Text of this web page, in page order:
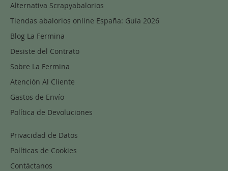
Alternativa Scrapyabalorios
Tiendas abalorios online España: Guía 2026
Blog La Fermina
Desiste del Contrato
Sobre La Fermina
Atención Al Cliente
Gastos de Envío
Política de Devoluciones
Privacidad de Datos
Políticas de Cookies
Contáctanos